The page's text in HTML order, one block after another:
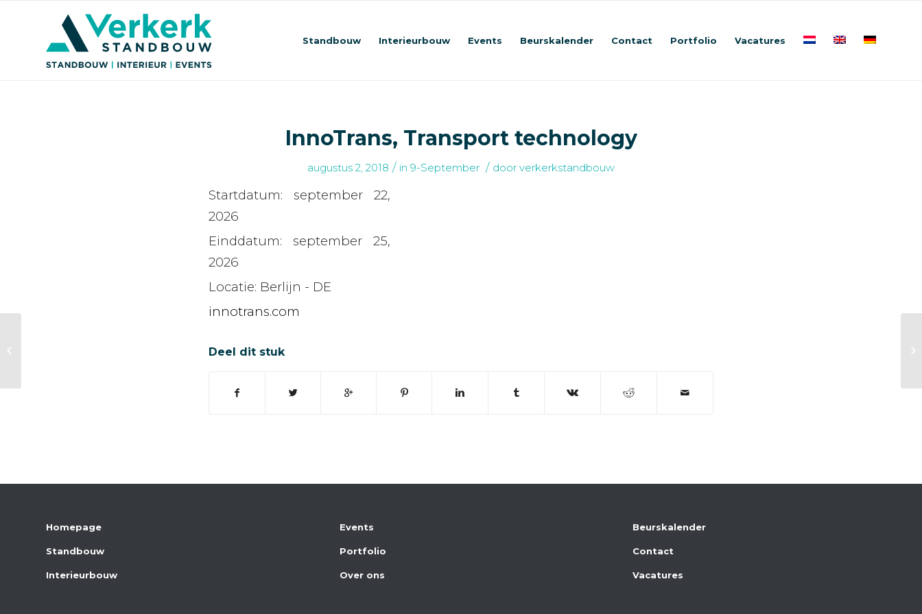
Standbouw Interieurbouw Events Beurskalender Contact Portfolio Vacatures
InnoTrans, Transport technology
augustus 2, 2018 / in 9-September / door verkerkstandbouw
Startdatum: september 22,
2026
Einddatum: september 25,
2026
Locatie: Berlijn - DE
innotrans.com
Deel dit stuk
Homepage
Standbouw
Interieurbouw
Events
Portfolio
Over ons
Beurskalender
Contact
Vacatures